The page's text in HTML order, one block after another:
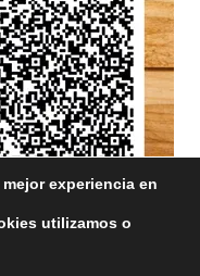
experiencia en
utilizamos o